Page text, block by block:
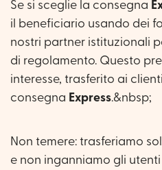
Se si sceglie la consegna
il beneficiario usando dei
nostri partner istituzionali
di regolamento. Questo
interesse, trasferito ai
consegna Express.&nbsp;
Non temere: trasferiamo
e non inganniamo gli